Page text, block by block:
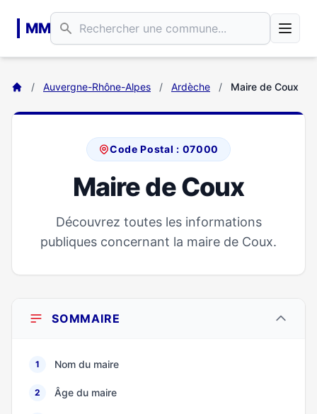
MM
/ Auvergne-Rhône-Alpes / Ardèche / Maire de Coux
Code Postal : 07000
Maire de Coux
Découvrez toutes les informations
publiques concernant la maire de Coux.
SOMMAIRE
1 Nom du maire
2 Âge du maire